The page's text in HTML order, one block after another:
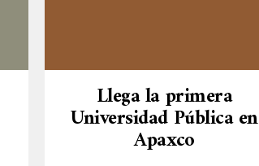
Llega la primera
Universidad Pública en
Apaxco